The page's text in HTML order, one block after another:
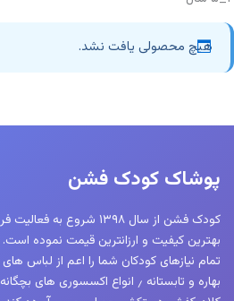
هیچ محصولی یافت نشد.
پوشاک کودک فشن
کودک فشن از سال ۱۳۹۸
بهترین کیفیت و ارزانترین قیمت نموده
بهاره و تابستانه ٫ انواع اکسسوری های